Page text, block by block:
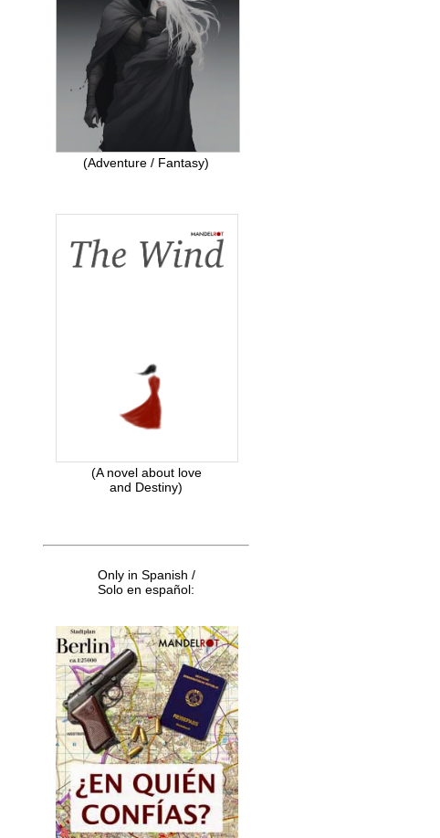
(Adventure / Fantasy)
(A novel about love
and Destiny)
Only in Spanish /
Solo en español: